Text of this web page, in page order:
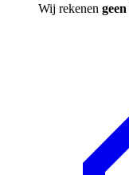
Wij rekenen geen